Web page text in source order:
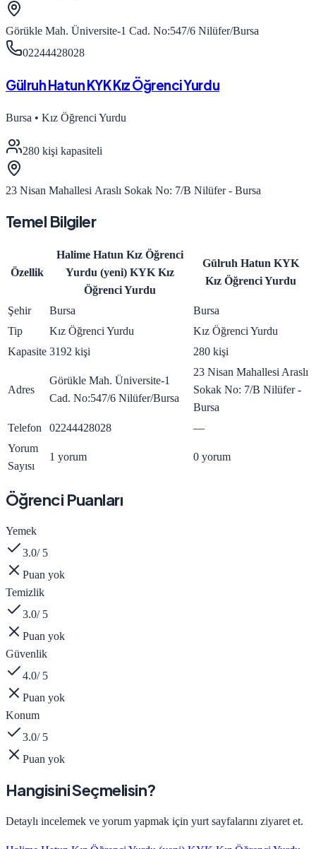
Görükle Mah. Üniversite-1 Cad. No:547/6 Nilüfer/Bursa
02244428028
Gülruh Hatun KYK Kız Öğrenci Yurdu
Bursa • Kız Öğrenci Yurdu
280 kişi kapasiteli
23 Nisan Mahallesi Araslı Sokak No: 7/B Nilüfer - Bursa
Temel Bilgiler
Özellik
Halime Hatun Kız Öğrenci
Yurdu (yeni) KYK Kız
Öğrenci Yurdu
Gülruh Hatun KYK
Kız Öğrenci Yurdu
Şehir Bursa
Bursa
Tip
Kız Öğrenci Yurdu
Kız Öğrenci Yurdu
Kapasite 3192 kişi 280 kişi
Adres
Görükle Mah. Üniversite-1
Cad. No:547/6 Nilüfer/Bursa
23 Nisan Mahallesi Araslı
Sokak No: 7/B Nilüfer -
Bursa
Telefon
02244428028
—
Yorum
Sayısı
1 yorum 0 yorum
Öğrenci Puanları
Yemek
3.0/ 5
Puan yok
Temizlik
3.0/ 5
Puan yok
Güvenlik
4.0/ 5
Puan yok
Konum
3.0/ 5
Puan yok
Hangisini Seçmelisin?
Detaylı incelemek ve yorum yapmak için yurt sayfalarını ziyaret et.